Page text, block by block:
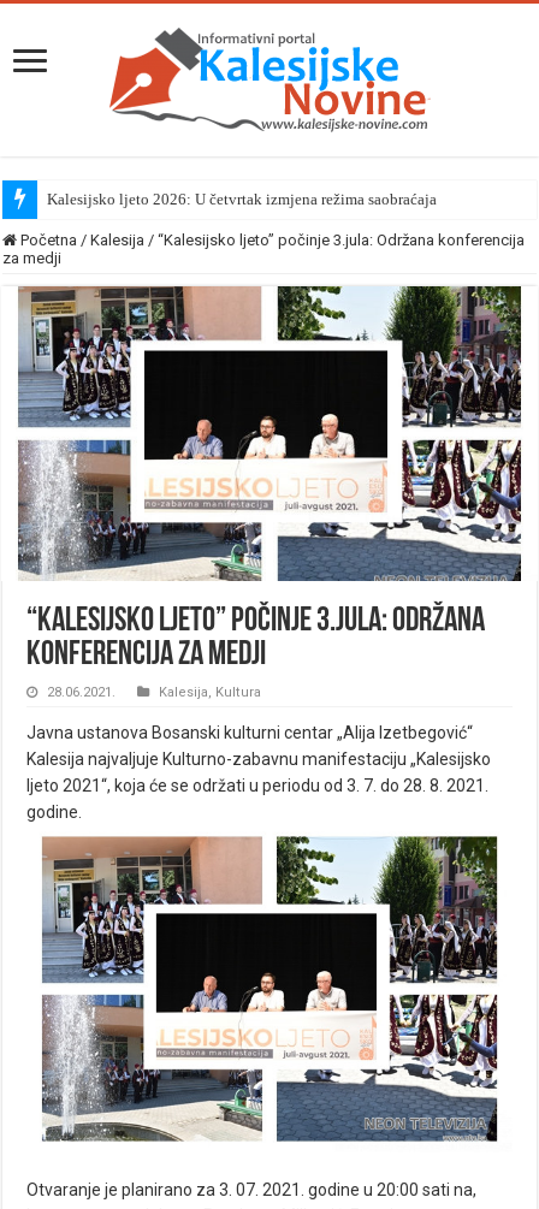
Kalesijsko ljeto 2026: U četvrtak izmjena režima saobraćaja
Početna / Kalesija / “Kalesijsko ljeto” počinje 3.jula: Održana konferencija
za medji
“Kalesijsko ljeto” počinje 3.jula: Održana
konferencija za medji
28.06.2021. Kalesija, Kultura
Javna ustanova Bosanski kulturni centar „Alija Izetbegović“
Kalesija najvaljuje Kulturno-zabavnu manifestaciju „Kalesijsko
ljeto 2021“, koja će se održati u periodu od 3. 7. do 28. 8. 2021.
godine.
Otvaranje je planirano za 3. 07. 2021. godine u 20:00 sati na,